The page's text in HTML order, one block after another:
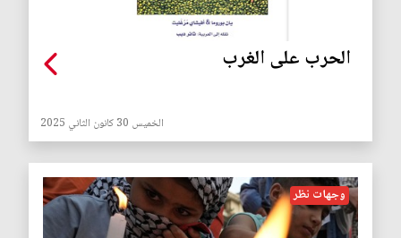
الحرب على الغرب
الخميس 30 كانون الثاني 2025
وجهات نظر